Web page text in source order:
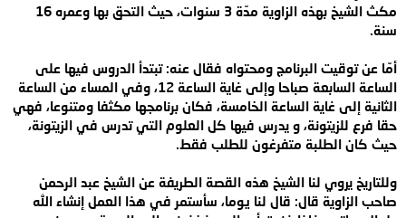
مكث الشيخ بهذه
الزاوية مدّة 3 سنوات، حيث التحق بها وعمره 16
سنة.
أمّا عن توقيت البرنامج ومحتواه فقال عنه: تبتدأ الدروس فيها على
الساعة السابعة صباحا وإلى غاية الساعة
، وفي المساء من الساعة
الثانية إلى غاية الساعة الخامسة، فكان برنامجها مكثفا ومتنوعا، فهي
حقا فرع للزيتونة، و يدرس فيها كل العلوم التي تدرس في الزيتونة،
حيث كان الطلبة متفرغون للطلب فقط.
وللتاريخ يروي لنا الشيخ هذه القصة الطريفة عن الشيخ عبد الرحمن
صاحب الزاوية قال: قال لنا يوما، سأستمر في هذا العمل إنشاء الله